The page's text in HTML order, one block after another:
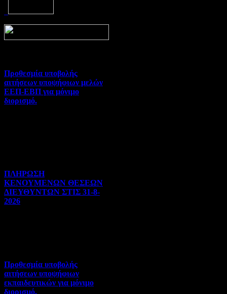
Προθεσμία υποβολής
αιτήσεων υποψήφιων μελών
ΕΕΠ-ΕΒΠ για μόνιμο
διορισμό.
ΠΛΗΡΩΣΗ
ΚΕΝΟΥΜΕΝΩΝ ΘΕΣΕΩΝ
ΔΙΕΥΘΥΝΤΩΝ ΣΤΙΣ 31-8-
2026
Προθεσμία υποβολής
αιτήσεων υποψήφιων
εκπαιδευτικών για μόνιμο
διορισμό.